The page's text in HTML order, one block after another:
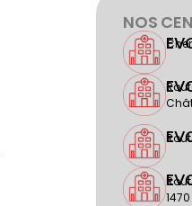
NOS